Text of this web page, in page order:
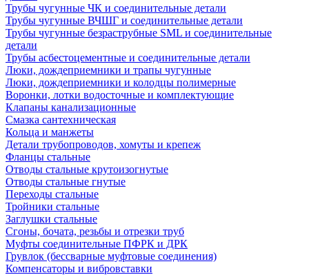
Трубы чугунные ЧК и соединительные детали
Трубы чугунные ВЧШГ и соединительные детали
Трубы чугунные безраструбные SML и соединительные
детали
Трубы асбестоцементные и соединительные детали
Люки, дождеприемники и трапы чугунные
Люки, дождеприемники и колодцы полимерные
Воронки, лотки водосточные и комплектующие
Клапаны канализационные
Смазка сантехническая
Кольца и манжеты
Детали трубопроводов, хомуты и крепеж
Фланцы стальные
Отводы стальные крутоизогнутые
Отводы стальные гнутые
Переходы стальные
Тройники стальные
Заглушки стальные
Сгоны, бочата, резьбы и отрезки труб
Муфты соединительные ПФРК и ДРК
Грувлок (бессварные муфтовые соединения)
Компенсаторы и вибровставки